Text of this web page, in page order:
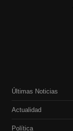
Últimas Noticias
Actualidad
Política